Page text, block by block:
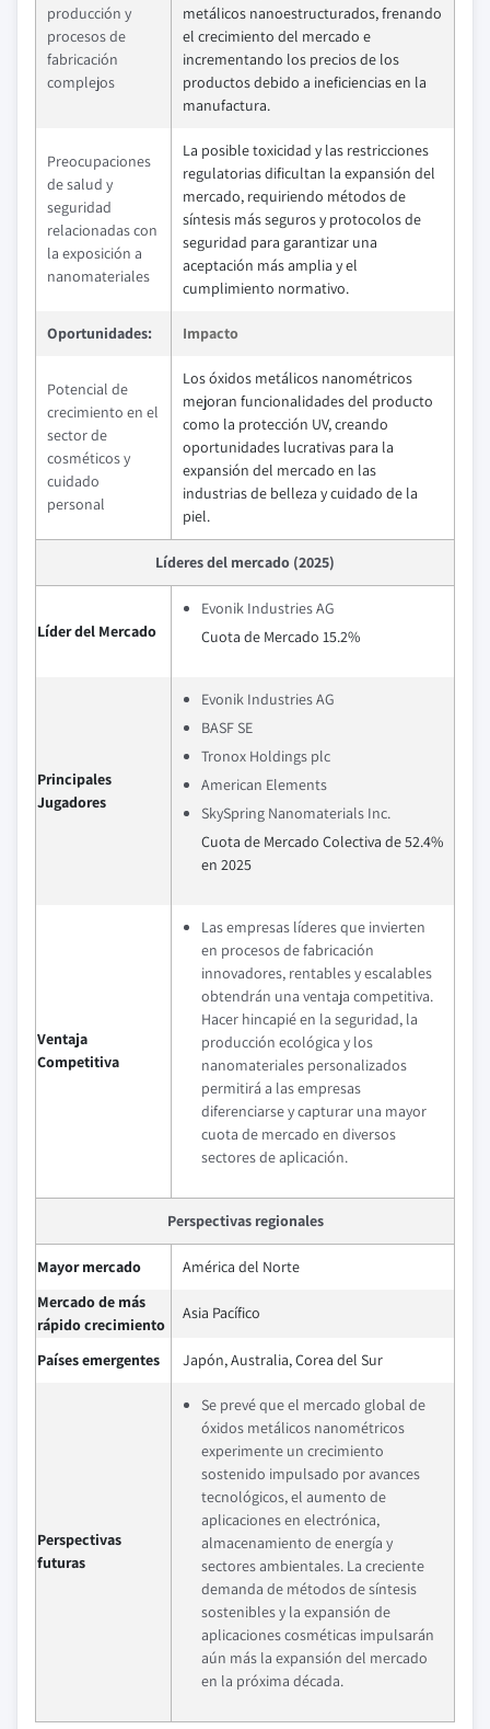
producción y
procesos de
fabricación
complejos
metálicos nanoestructurados, frenando
el crecimiento del mercado e
incrementando los precios de los
productos debido a ineficiencias en la
manufactura.
Preocupaciones
de salud y
seguridad
relacionadas con
la exposición a
nanomateriales
La posible toxicidad y las restricciones
regulatorias dificultan la expansión del
mercado, requiriendo métodos de
síntesis más seguros y protocolos de
seguridad para garantizar una
aceptación más amplia y el
cumplimiento normativo.
Oportunidades: Impacto
Potencial de
crecimiento en el
sector de
cosméticos y
cuidado
personal
Los óxidos metálicos nanométricos
mejoran funcionalidades del producto
como la protección UV, creando
oportunidades lucrativas para la
expansión del mercado en las
industrias de belleza y cuidado de la
piel.
Líderes del mercado (2025)
Líder del Mercado
Evonik Industries AG
Cuota de Mercado 15.2%
Principales
Jugadores
Evonik Industries AG
BASF SE
Tronox Holdings plc
American Elements
SkySpring Nanomaterials Inc.
Cuota de Mercado Colectiva de 52.4%
en 2025
Ventaja
Competitiva
Las empresas líderes que invierten
en procesos de fabricación
innovadores, rentables y escalables
obtendrán una ventaja competitiva.
Hacer hincapié en la seguridad, la
producción ecológica y los
nanomateriales personalizados
permitirá a las empresas
diferenciarse y capturar una mayor
cuota de mercado en diversos
sectores de aplicación.
Perspectivas regionales
Mayor mercado
América del Norte
Mercado de más
rápido crecimiento
Asia Pacífico
Países emergentes Japón, Australia, Corea del Sur
Perspectivas
futuras
Se prevé que el mercado global de
óxidos metálicos nanométricos
experimente un crecimiento
sostenido impulsado por avances
tecnológicos, el aumento de
aplicaciones en electrónica,
almacenamiento de energía y
sectores ambientales. La creciente
demanda de métodos de síntesis
sostenibles y la expansión de
aplicaciones cosméticas impulsarán
aún más la expansión del mercado
en la próxima década.